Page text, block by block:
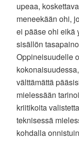
upeaa,
meneekään ohi,
ei pääse ohi eikä
sisällön
Oppineisuudelle
välttämättä
mielessään
kriitikoita
teknisessä
kohdalla